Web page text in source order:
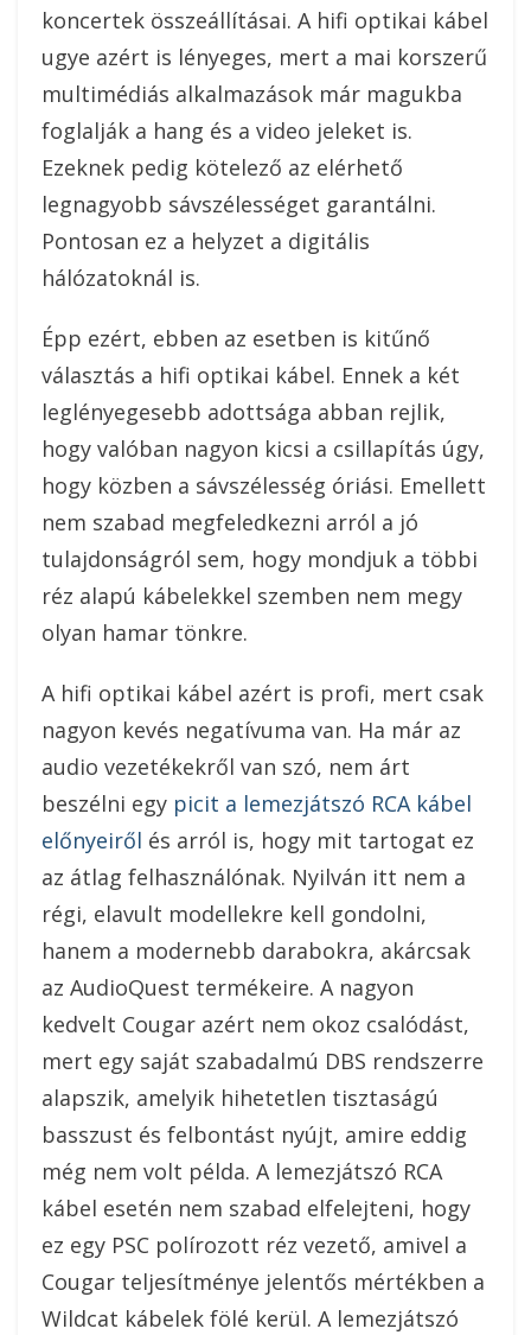
koncertek összeállításai. A hifi optikai kábel
ugye azért is lényeges, mert a mai korszerű
multimédiás alkalmazások már magukba
foglalják a hang és a video jeleket is.
Ezeknek pedig kötelező az elérhető
legnagyobb sávszélességet garantálni.
Pontosan ez a helyzet a digitális
hálózatoknál is.
Épp ezért, ebben az esetben is kitűnő
választás a hifi optikai kábel. Ennek a két
leglényegesebb adottsága abban rejlik,
hogy valóban nagyon kicsi a csillapítás úgy,
hogy közben a sávszélesség óriási. Emellett
nem szabad megfeledkezni arról a jó
tulajdonságról sem, hogy mondjuk a többi
réz alapú kábelekkel szemben nem megy
olyan hamar tönkre.
A hifi optikai kábel azért is profi, mert csak
nagyon kevés negatívuma van. Ha már az
audio vezetékekről van szó, nem árt
beszélni egy picit a lemezjátszó RCA kábel
előnyeiről és arról is, hogy mit tartogat ez
az átlag felhasználónak. Nyilván itt nem a
régi, elavult modellekre kell gondolni,
hanem a modernebb darabokra, akárcsak
az AudioQuest termékeire. A nagyon
kedvelt Cougar azért nem okoz csalódást,
mert egy saját szabadalmú DBS rendszerre
alapszik, amelyik hihetetlen tisztaságú
basszust és felbontást nyújt, amire eddig
még nem volt példa. A lemezjátszó RCA
kábel esetén nem szabad elfelejteni, hogy
ez egy PSC polírozott réz vezető, amivel a
Cougar teljesítménye jelentős mértékben a
Wildcat kábelek fölé kerül. A lemezjátszó